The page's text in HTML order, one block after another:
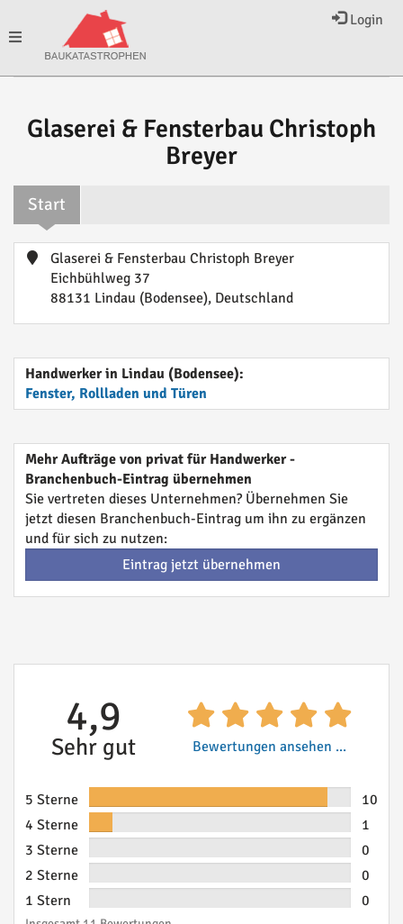
Login
Toggle
Glaserei & Fensterbau Christoph
Breyer
Start
Glaserei & Fensterbau Christoph Breyer
Eichbühlweg 37
88131 Lindau (Bodensee), Deutschland
Handwerker in Lindau (Bodensee):
Fenster, Rollladen und Türen
Mehr Aufträge von privat für Handwerker -
Branchenbuch-Eintrag übernehmen
Sie vertreten dieses Unternehmen? Übernehmen Sie
jetzt diesen Branchenbuch-Eintrag um ihn zu ergänzen
und für sich zu nutzen:
Eintrag jetzt übernehmen
4,9
Sehr gut Bewertungen ansehen ...
5 Sterne
10
4 Sterne
1
3 Sterne
0
2 Sterne
0
1 Stern
0